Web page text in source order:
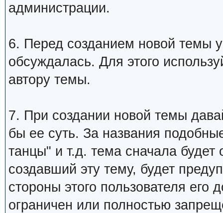
администрации.
6. Перед созданием новой темы
обсуждалась. Для этого
автору темы.
7. При создании новой темы
бы ее суть. За названия
танцы" и т.д. тема сначала будет
создавший эту тему, будет
стороны этого пользователя
ограничен или полностью